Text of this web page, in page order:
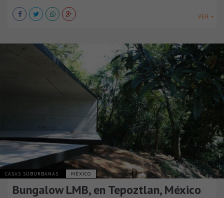
VER +
CASAS SUBURBANAS MÉXICO
Bungalow LMB, en Tepoztlan, México